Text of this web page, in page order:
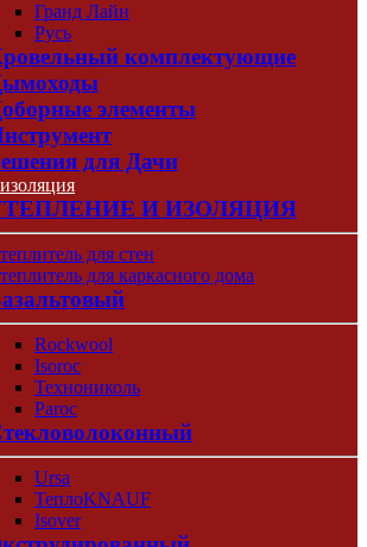
Гранд Лайн
Русь
комплектующие
элементы
для Дачи
И ИЗОЛЯЦИЯ
для стен
для каркасного дома
Rockwool
Isoroc
Технониколь
Paroc
Ursa
ТеплоKNAUF
Isover